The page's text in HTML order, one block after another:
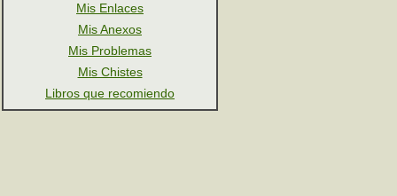
Mis Enlaces
Mis Anexos
Mis Problemas
Mis Chistes
Libros que recomiendo